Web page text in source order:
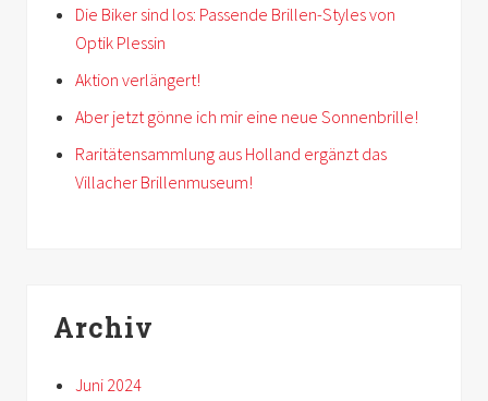
Die Biker sind los: Passende Brillen-Styles von
Optik Plessin
Aktion verlängert!
Aber jetzt gönne ich mir eine neue Sonnenbrille!
Raritätensammlung aus Holland ergänzt das
Villacher Brillenmuseum!
Archiv
Juni 2024